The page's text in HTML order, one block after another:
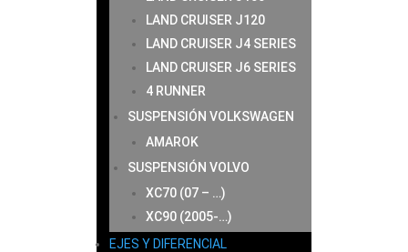
LAND CRUISER J120
LAND CRUISER J4 SERIES
LAND CRUISER J6 SERIES
4 RUNNER
SUSPENSIÓN VOLKSWAGEN
AMAROK
SUSPENSIÓN VOLVO
XC70 (07 – …)
XC90 (2005-…)
EJES Y DIFERENCIAL